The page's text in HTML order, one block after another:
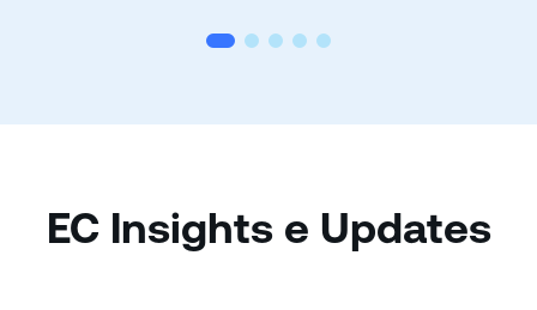
EC Insights e Updates